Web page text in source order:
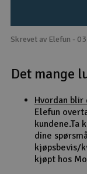
Outlet
Raketter
Skrevet av Elefun -
Det mange
Hvordan
Elefun
kundene.Ta
dine
kjøpsbevis/
kjøpt hos